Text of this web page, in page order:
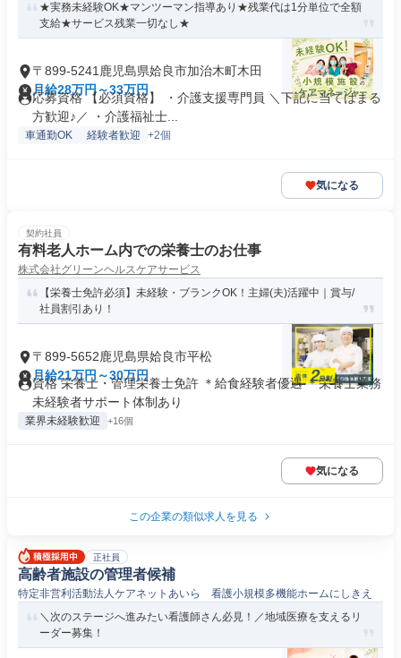
★実務未経験OK★マンツーマン指導あり★残業代は1分単位で全額
支給★サービス残業一切なし★
〒899-5241鹿児島県姶良市加治木町木田
月給28万円～33万円
応募資格 【必須資格】 ・介護支援専門員 ＼下記に当てはまる
方歓迎♪／ ・介護福祉士...
車通勤OK 経験者歓迎 +2個
気になる
契約社員
有料老人ホーム内での栄養士のお仕事
株式会社グリーンヘルスケアサービス
【栄養士免許必須】未経験・ブランクOK！主婦(夫)活躍中｜賞与/
社員割引あり！
〒899-5652鹿児島県姶良市平松
月給21万円～30万円
資格 栄養士・管理栄養士免許 ＊給食経験者優遇 ＊栄養士業務
未経験者サポート体制あり
業界未経験歓迎 +16個
気になる
この企業の類似求人を見る
正社員
高齢者施設の管理者候補
特定非営利活動法人ケアネットあいら 看護小規模多機能ホームにしきえ
＼次のステージへ進みたい看護師さん必見！／地域医療を支えるリ
ーダー募集！